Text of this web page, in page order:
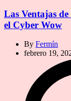
Las Ventajas
el Cyber Wow
By Fermín
febrero 19,